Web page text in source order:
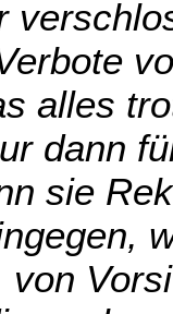
alles
dann
sie
von